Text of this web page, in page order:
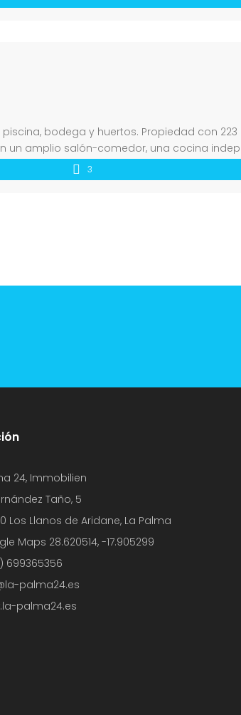
bodega y huertos. Propiedad con
amplio salón-comedor, una cocina
Además […]
3
24, Immobilien
Taño, 5
Los Llanos de Aridane, La Palma
Maps 28.620514, -17.905299
699365356
palma24.es
palma24.es